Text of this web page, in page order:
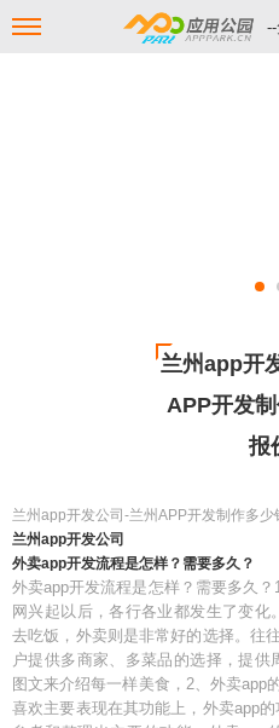
兰州app开
APP开发制
报
兰州app开发公司-兰州APP开发制作多少
兰州app开发公司
外卖app开发流程是怎样？需要多久？
外卖app开发流程是怎样？需要多久
网兴起以后，各行各业都发生了变
去吃饭，外卖则是非常好的选择。往
户提供多商家、多菜品的选择，提
图文来介绍每一样美食，2、外卖app
喜欢主要表现在其功能上，外卖app